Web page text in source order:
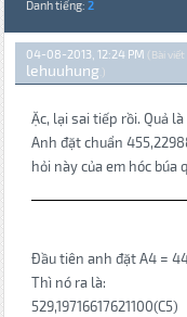
Danh tiếng: 2
04-08-2013, 12:24 PM (Bài
lehuuhung.)
Ặc, lại sai tiếp rồi. Quả
Anh đặt chuẩn
hỏi này của em hóc búa
Đầu tiên anh đặt A4 =
Thì nó ra là:
529,19716617621100(C5)